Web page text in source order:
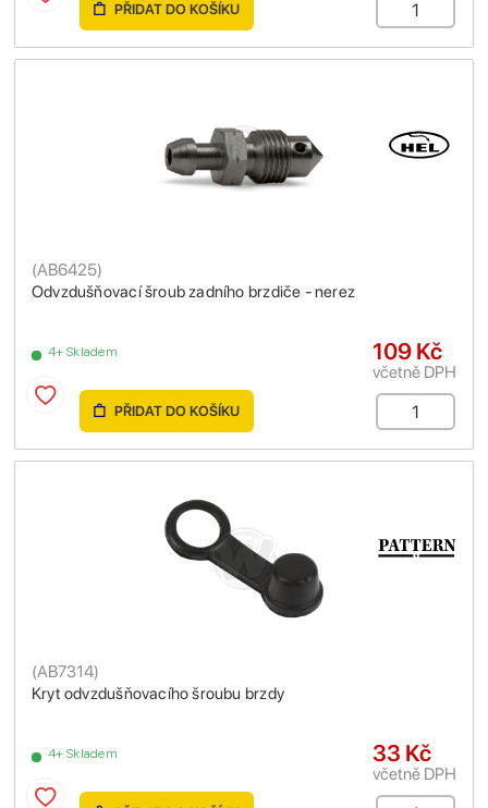
PŘIDAT DO KOŠÍKU
Odvzdušňovací šroub zadního brzdiče - nerez
(AB6425)
4+ Skladem 109 Kč
včetně DPH
PŘIDAT DO KOŠÍKU
Kryt odvzdušňovacího šroubu brzdy
(AB7314)
4+ Skladem 33 Kč
včetně DPH